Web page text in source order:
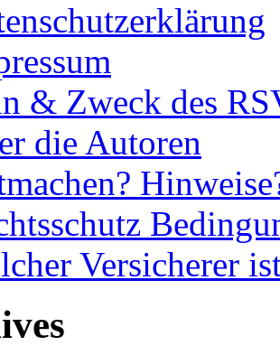
& Zweck des
die Autoren
Versicherer